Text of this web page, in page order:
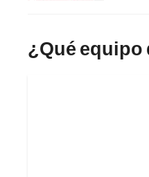
¿Qué equipo